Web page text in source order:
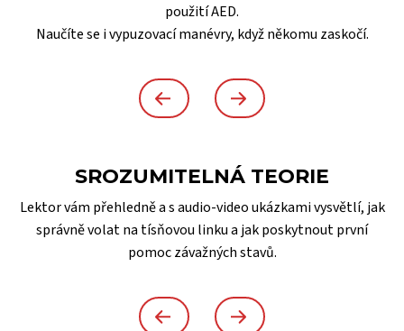
použití AED.
Naučíte se i vypuzovací manévry, když někomu zaskočí.
SROZUMITELNÁ TEORIE
Lektor vám přehledně a s audio-video ukázkami vysvětlí, jak
správně volat na tísňovou linku a jak poskytnout první
pomoc závažných stavů.